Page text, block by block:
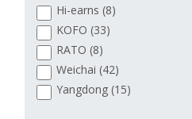
Hi-earns (8)
KOFO (33)
RATO (8)
Weichai (42)
Yangdong (15)